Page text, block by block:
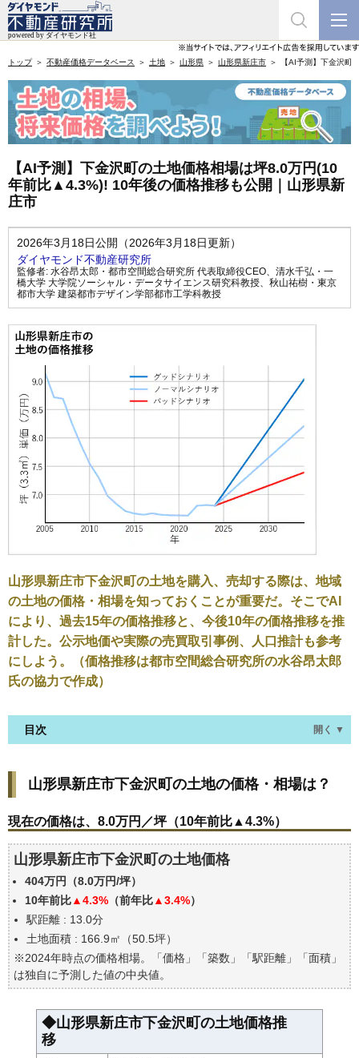
トップ 不動産価格データベース 土地 山形県 山形県新庄市 【AI予測】下金沢
【AI予測】下金沢町の土地価格相場は坪8.0万円(10
年前比▲4.3%)! 10年後の価格推移も公開｜山形県新
庄市
2026年3月18日公開（2026年3月18日更新）
ダイヤモンド不動産研究所
監修者: 水谷昂太郎・都市空間総合研究所 代表取締役CEO、 清水千弘・一
橋大学 大学院ソーシャル・データサイエンス研究科教授、 秋山祐樹・東京
都市大学 建築都市デザイン学部都市工学科教授
山形県新庄市下金沢町の土地を購入、売却する際は、地域
の土地の価格・相場を知っておくことが重要だ。そこでAI
により、過去15年の価格推移と、今後10年の価格推移を推
計した。公示地価や実際の売買取引事例、人口推計も参考
にしよう。（価格推移は都市空間総合研究所の水谷昂太郎
氏の協力で作成）
目次 開く ▼
現在の価格は、8.0万円／坪（10年前比▲4.3%）
価格を詳細に分析しよう
山形県新庄市下金沢町の土地の過去の売買事例
公示地価はいくら
エリアの将来性を人口予想から検討しよう
自分の年収でいくらの不動産が買える？
山形県新庄市下金沢町の土地の価格・相場は？
現在の価格は、8.0万円／坪（10年前比▲4.3%）
山形県新庄市下金沢町の土地価格
404万円（8.0万円/坪）
10年前比▲4.3% （前年比▲3.4%）
駅距離 : 13.0分
土地面積 : 166.9㎡（50.5坪）
※2024年時点の価格相場。「価格」「築数」「駅距離」「面積」
は独自に予測した値の中央値。
◆山形県新庄市下金沢町の土地価格推
移